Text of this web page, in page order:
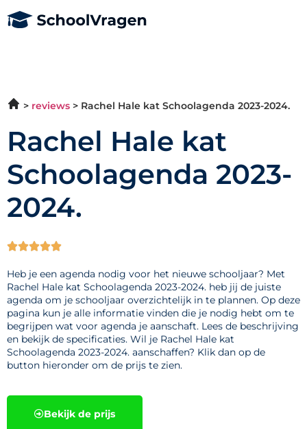
reviews Rachel Hale kat Schoolagenda 2023-2024.
Rachel Hale kat
Schoolagenda 2023-
2024.

Heb je een agenda nodig voor het nieuwe schooljaar? Met
Rachel Hale kat Schoolagenda 2023-2024. heb jij de juiste
agenda om je schooljaar overzichtelijk in te plannen. Op deze
pagina kun je alle informatie vinden die je nodig hebt om te
begrijpen wat voor agenda je aanschaft. Lees de beschrijving
en bekijk de specificaties. Wil je Rachel Hale kat
Schoolagenda 2023-2024. aanschaffen? Klik dan op de
button hieronder om de prijs te zien.
Bekijk de prijs